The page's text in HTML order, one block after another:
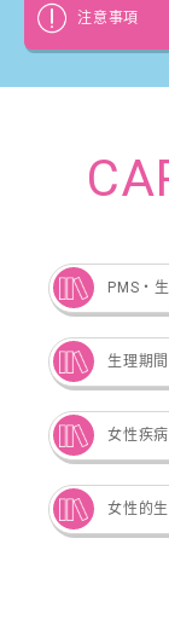
注意事項
PMS・
生理期
女性疾
女性的